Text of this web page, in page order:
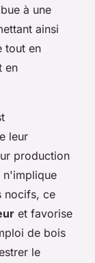
à une
ainsi
tout en
en
leur
production
n'implique
nocifs, ce
et favorise
de bois
le